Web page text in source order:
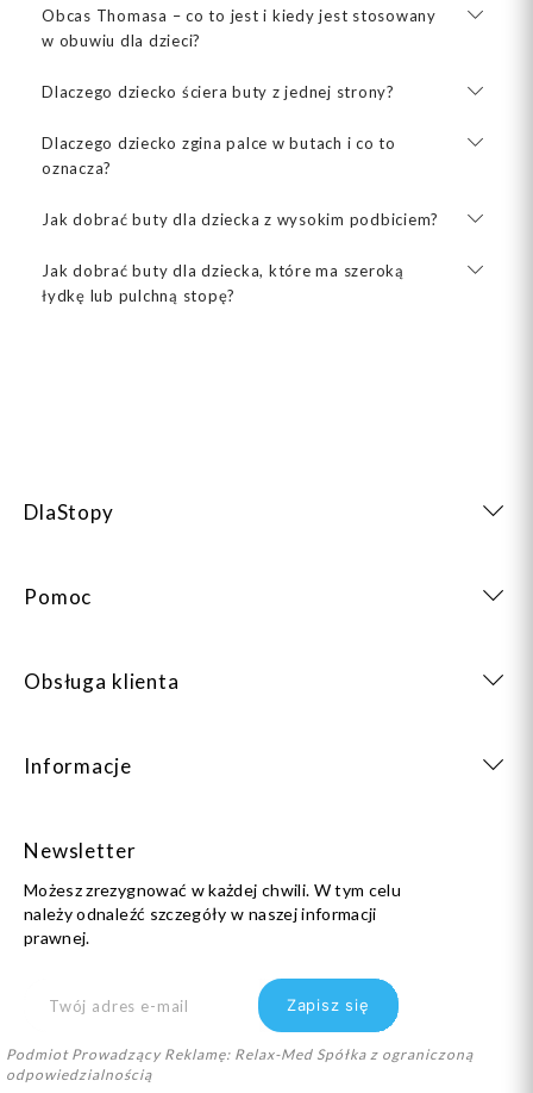
Obcas Thomasa – co to jest i kiedy jest stosowany
w obuwiu dla dzieci?
Dlaczego dziecko ściera buty z jednej strony?
Dlaczego dziecko zgina palce w butach i co to
oznacza?
Jak dobrać buty dla dziecka z wysokim podbiciem?
Jak dobrać buty dla dziecka, które ma szeroką
łydkę lub pulchną stopę?
DlaStopy
Pomoc
Obsługa klienta
Informacje
Newsletter
Możesz zrezygnować w każdej chwili. W tym celu
należy odnaleźć szczegóły w naszej informacji
prawnej.
Podmiot Prowadzący Reklamę: Relax-Med Spółka z ograniczoną
odpowiedzialnością